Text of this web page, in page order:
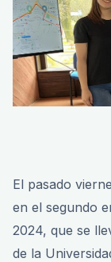
El pasado
en el segundo
2024, que se
de la